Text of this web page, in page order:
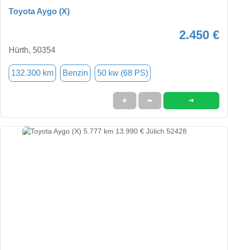
Toyota Aygo (X)
2.450 €
Hürth, 50354
132.300 km Benzin 50 kw (68 PS)
★ ➦ ➜